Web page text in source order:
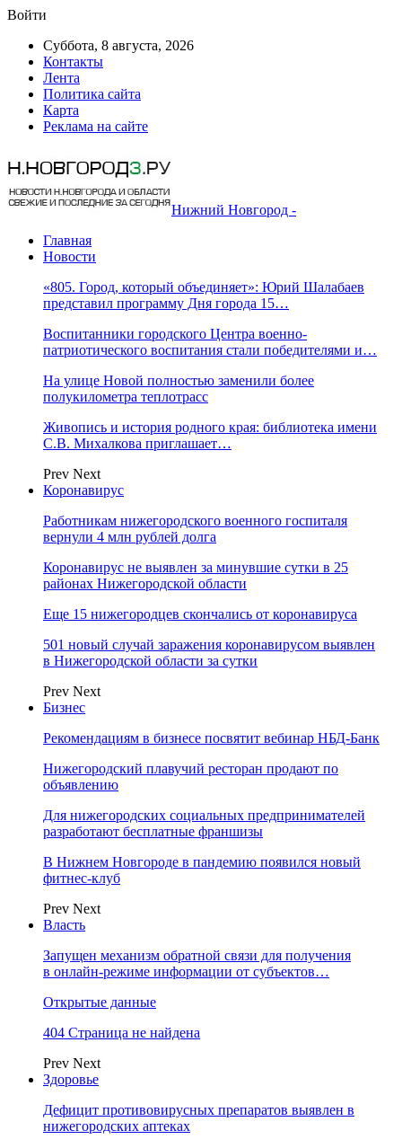
Войти
Суббота, 8 августа, 2026
Контакты
Лента
Политика сайта
Карта
Реклама на сайте
Нижний Новгород -
Главная
Новости
«805. Город, который объединяет»: Юрий Шалабаев
представил программу Дня города 15…
Воспитанники городского Центра военно-
патриотического воспитания стали победителями и…
На улице Новой полностью заменили более
полукилометра теплотрасс
Живопись и история родного края: библиотека имени
С.В. Михалкова приглашает…
Prev Next
Коронавирус
Работникам нижегородского военного госпиталя
вернули 4 млн рублей долга
Коронавирус не выявлен за минувшие сутки в 25
районах Нижегородской области
Еще 15 нижегородцев скончались от коронавируса
501 новый случай заражения коронавирусом выявлен
в Нижегородской области за сутки
Prev Next
Бизнес
Рекомендациям в бизнесе посвятит вебинар НБД-Банк
Нижегородский плавучий ресторан продают по
объявлению
Для нижегородских социальных предпринимателей
разработают бесплатные франшизы
В Нижнем Новгороде в пандемию появился новый
фитнес-клуб
Prev Next
Власть
Запущен механизм обратной связи для получения
в онлайн-режиме информации от субъектов…
Открытые данные
404 Страница не найдена
Prev Next
Здоровье
Дефицит противовирусных препаратов выявлен в
нижегородских аптеках